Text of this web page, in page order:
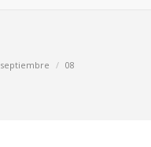
septiembre 08